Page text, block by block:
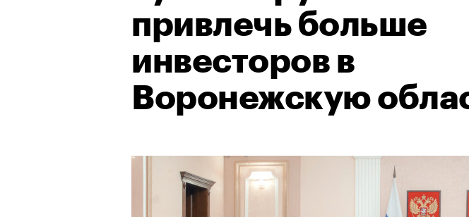
привлечь больше
инвесторов в
Воронежскую